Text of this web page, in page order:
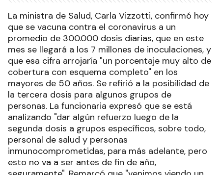
La ministra de Salud, Carla Vizzotti, confirmó hoy
que se vacuna contra el coronavirus a un
promedio de 300.000 dosis diarias, que en este
mes se llegará a los 7 millones de inoculaciones, y
que esa cifra arrojaría "un porcentaje muy alto de
cobertura con esquema completo" en los
mayores de 50 años. Se refirió a la posibilidad de
la tercera dosis para algunos grupos de
personas. La funcionaria expresó que se está
analizando "dar algún refuerzo luego de la
segunda dosis a grupos específicos, sobre todo,
personal de salud y personas
inmunocomprometidas, para más adelante, pero
esto no va a ser antes de fin de año,